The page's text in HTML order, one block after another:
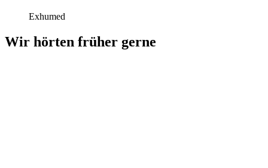
Exhumed
Wir hörten früher gerne